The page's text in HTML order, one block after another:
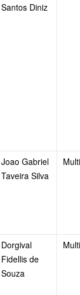
Santos Diniz
Joao Gabriel
Taveira Silva
Dorgival
Fidellis de
Souza